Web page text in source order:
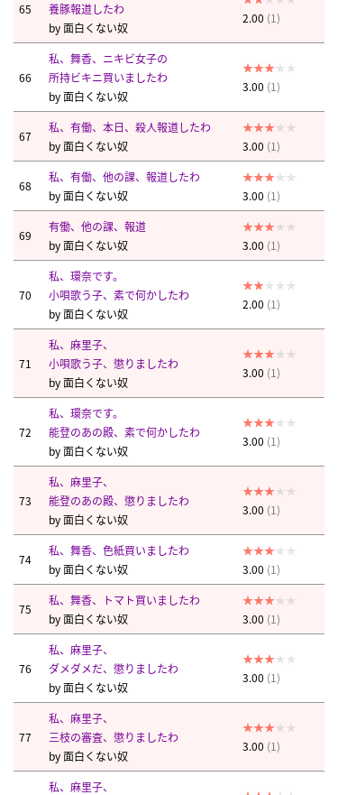
65
養豚報道したわ
by面白くない奴
2.00 (1)
66
私、舞香、ニキビ女子の
所持ビキニ買いましたわ
by面白くない奴
3.00 (1)
67
私、有働、本日、殺人報道したわ
by面白くない奴 3.00 (1)
68
私、有働、他の課、報道したわ
by面白くない奴 3.00 (1)
69
有働、他の課、報道
by面白くない奴 3.00 (1)
70
私、環奈です。
小唄歌う子、素で何かしたわ
by面白くない奴
2.00 (1)
71
私、麻里子、
小唄歌う子、懲りましたわ
by面白くない奴
3.00 (1)
72
私、環奈です。
能登のあの殿、素で何かしたわ
by面白くない奴
3.00 (1)
73
私、麻里子、
能登のあの殿、懲りましたわ
by面白くない奴
3.00 (1)
74
私、舞香、色紙買いましたわ
by面白くない奴 3.00 (1)
75
私、舞香、トマト買いましたわ
by面白くない奴 3.00 (1)
76
私、麻里子、
ダメダメだ、懲りましたわ
by面白くない奴
3.00 (1)
77
私、麻里子、
三枝の審査、懲りましたわ
by面白くない奴
3.00 (1)
私、麻里子、